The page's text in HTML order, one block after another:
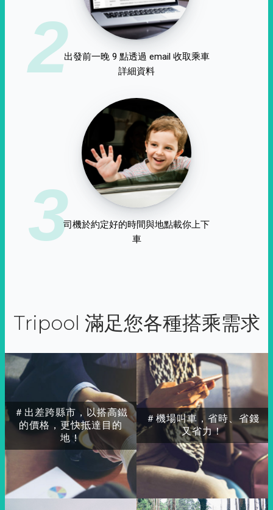
2出發前一晚 9 點透過 email 收取乘車
詳細資料
3司機於約定好的時間與地點載你上下
車
Tripool 滿足您各種搭乘需求
＃出差跨縣市，以搭高鐵
的價格，更快抵達目的
地！
＃機場叫車，省時、省錢
又省力！